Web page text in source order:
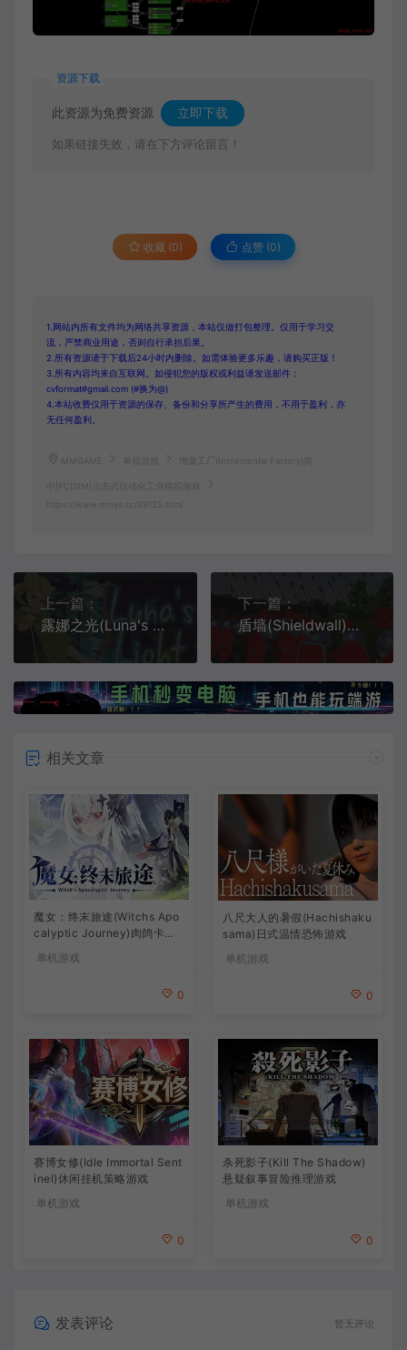
资源下载
此资源为免费资源 立即下载
如果链接失效，请在下方评论留言！
收藏 (0) 点赞 (0)
1.网站内所有文件均为网络共享资源，本站仅做打包整理。仅用于学习交
流，严禁商业用途，否则自行承担后果。
2.所有资源请于下载后24小时内删除。如需体验更多乐趣，请购买正版！
3.所有内容均来自互联网。如侵犯您的版权或利益请发送邮件：
cvformat#gmail.com (#换为@)
4.本站收费仅用于资源的保存、备份和分享所产生的费用，不用于盈利，亦
无任何盈利。
MMGAME 增量工厂(Incremental Factory)简
中|PC|SIM|点击式自动化工业模拟游戏
https://www.mmyx.cc/29125.html
上一篇：
露娜之光(Luna's Light)简中|PC|ACT|经典2D像素银河恶魔城游戏
下一篇：
盾墙(Shieldwall)物理模型战争动作游戏|下载
相关文章
魔女：终末旅途(Witchs Apo
calyptic Journey)肉鸽卡牌
策略游戏
单机游戏
0
八尺大人的暑假(Hachishaku
sama)日式温情恐怖游戏
单机游戏
0
赛博女修(Idle Immortal Sent
inel)休闲挂机策略游戏
单机游戏
0
杀死影子(Kill The Shadow)
悬疑叙事冒险推理游戏
单机游戏
0
发表评论 暂无评论